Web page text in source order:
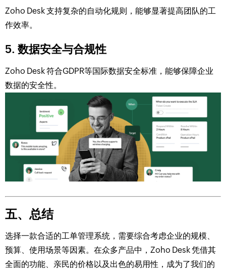
Zoho Desk 支持复杂的自动化规则，能够显著提高团队的工
作效率。
5. 数据安全与合规性
Zoho Desk 符合GDPR等国际数据安全标准，能够保障企业
数据的安全性。
五、总结
选择一款合适的工单管理系统，需要综合考虑企业的规模、
预算、使用场景等因素。在众多产品中，Zoho Desk 凭借其
全面的功能、亲民的价格以及出色的易用性，成为了我们的